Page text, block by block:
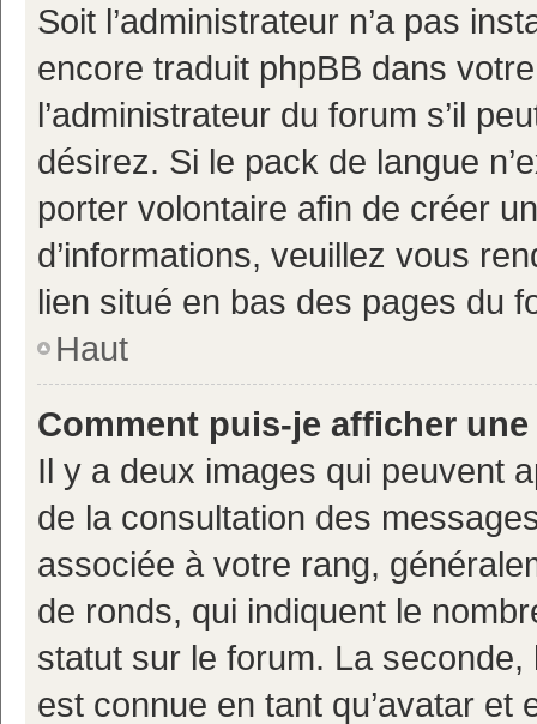
Soit l’administrateur n’a pas
encore traduit phpBB dans
l’administrateur du forum s’il
désirez. Si le pack de langue
porter volontaire afin de créer
d’informations, veuillez vous
lien situé en bas des pages du
Haut
Comment puis-je afficher
Il y a deux images qui peuvent
de la consultation des
associée à votre rang,
de ronds, qui indiquent le
statut sur le forum. La
est connue en tant qu’avatar et